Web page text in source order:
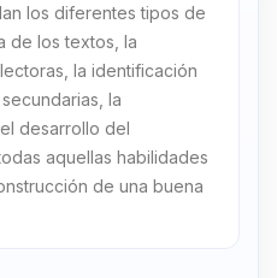
los diferentes tipos de
de los textos, la
la identificación
la
desarrollo del
aquellas habilidades
de una buena